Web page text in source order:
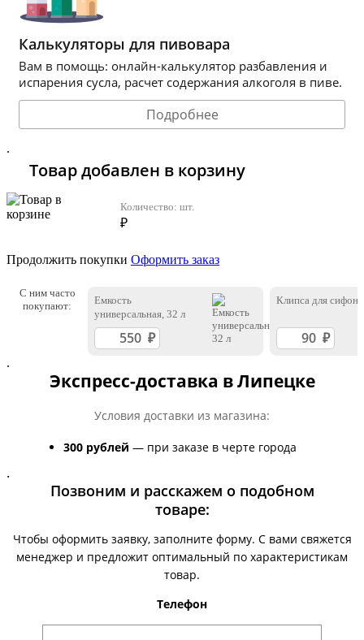
Калькуляторы для пивовара
Вам в помощь: онлайн-калькулятор разбавления и
испарения сусла, расчет содержания алкоголя в пиве.
Подробнее
.
Товар добавлен в корзину
Количество: шт.
₽
Продолжить покупки Оформить заказ
С ним часто
покупают:
Емкость
универсальная, 32 л
Клипса для сифона
.
Экспресс-доставка в Липецке
Условия доставки из магазина:
300 рублей — при заказе в черте города
.
Позвоним и расскажем о подобном
товаре:
Чтобы оформить заявку, заполните форму. С вами свяжется
менеджер и предложит оптимальный по характеристикам
товар.
Телефон